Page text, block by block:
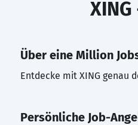
Über eine Million
Entdecke mit XING genau
Persönliche Job-